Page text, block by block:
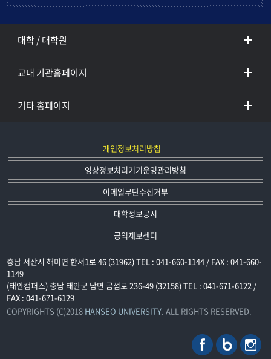
대학 / 대학원
교내 기관홈페이지
기타 홈페이지
개인정보처리방침
영상정보처리기기운영관리방침
이메일무단수집거부
대학정보공시
공익제보센터
충남 서산시 해미면 한서1로 46 (31962) TEL : 041-660-1144 / FAX : 041-660-
1149
(태안캠퍼스) 충남 태안군 남면 곰섬로 236-49 (32158) TEL : 041-671-6122 /
FAX : 041-671-6129
COPYRIGHTS (C)2018 HANSEO UNIVERSITY. ALL RIGHTS RESERVED.